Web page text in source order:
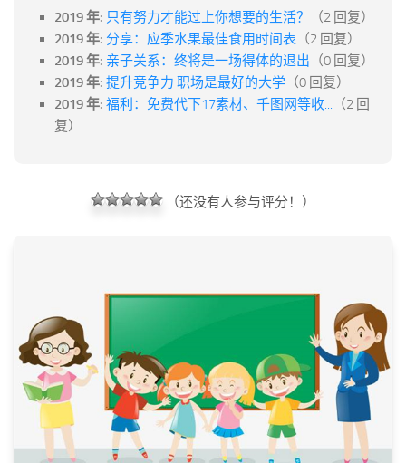
2019 年: 只有努力才能过上你想要的生活？
（2 回复）
2019 年: 分享：应季水果最佳食用时间表 （2 回复）
2019 年: 亲子关系：终将是一场得体的退出 （0 回复）
2019 年: 提升竞争力 职场是最好的大学 （0 回复）
2019 年: 福利：免费代下17素材、千图网等收... （2 回
复）
（还没有人参与评分！）